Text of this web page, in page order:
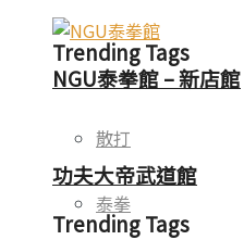
Trending Tags
散打
泰拳
NGU泰拳館 – 新店館
功夫大帝武道館
Trending Tags